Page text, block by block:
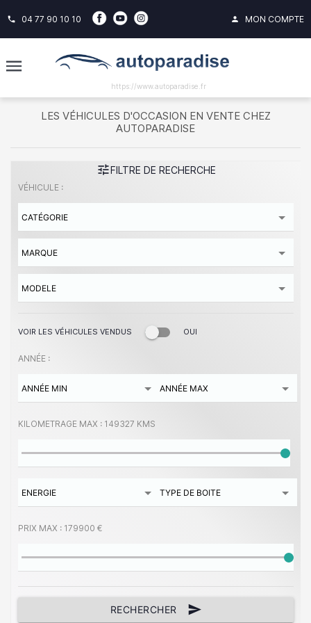
phone 04 77 90 10 10 person MON COMPTE
https://www.autoparadise.fr
LES VÉHICULES D'OCCASION EN VENTE CHEZ
AUTOPARADISE
tuneFILTRE DE RECHERCHE
VÉHICULE :
VOIR LES VÉHICULES VENDUS OUI
ANNÉE :
KILOMETRAGE MAX : 149327 KMS
PRIX MAX : 179900 €
RECHERCHER send